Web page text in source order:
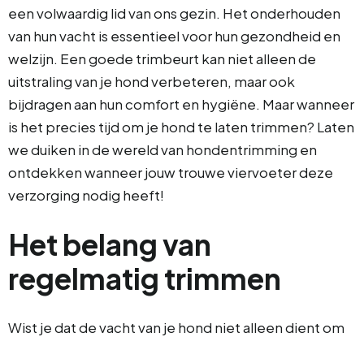
een volwaardig lid van ons gezin. Het onderhouden
van hun vacht is essentieel voor hun gezondheid en
welzijn. Een goede trimbeurt kan niet alleen de
uitstraling van je hond verbeteren, maar ook
bijdragen aan hun comfort en hygiëne. Maar wanneer
is het precies tijd om je hond te laten trimmen? Laten
we duiken in de wereld van hondentrimming en
ontdekken wanneer jouw trouwe viervoeter deze
verzorging nodig heeft!
Het belang van
regelmatig trimmen
Wist je dat de vacht van je hond niet alleen dient om